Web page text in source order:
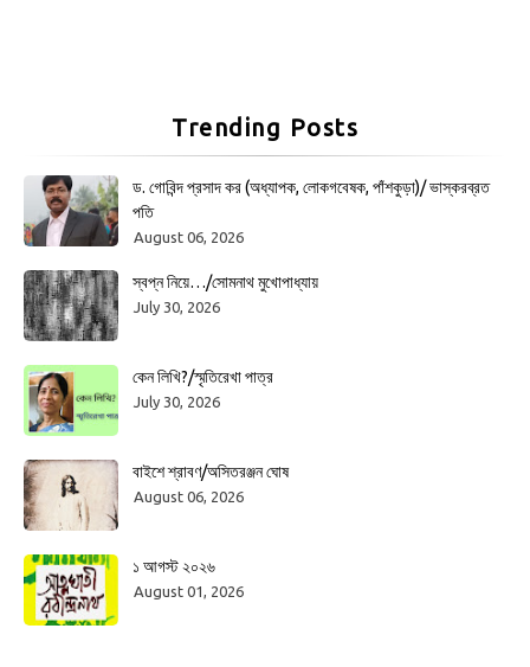
Trending Posts
ড. গোবিন্দ প্রসাদ কর (অধ্যাপক, লোকগবেষক, পাঁশকুড়া)/ ভাস্করব্রত
পতি
August 06, 2026
স্বপ্ন নিয়ে…/সোমনাথ মুখোপাধ্যায়
July 30, 2026
কেন লিখি?/স্মৃতিরেখা পাত্র
July 30, 2026
বাইশে শ্রাবণ/অসিতরঞ্জন ঘোষ
August 06, 2026
১ আগস্ট ২০২৬
August 01, 2026